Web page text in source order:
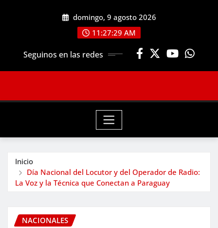
domingo, 9 agosto 2026
11:27:31 AM
Seguinos en las redes
Inicio
Día Nacional del Locutor y del Operador de Radio:
La Voz y la Técnica que Conectan a Paraguay
NACIONALES